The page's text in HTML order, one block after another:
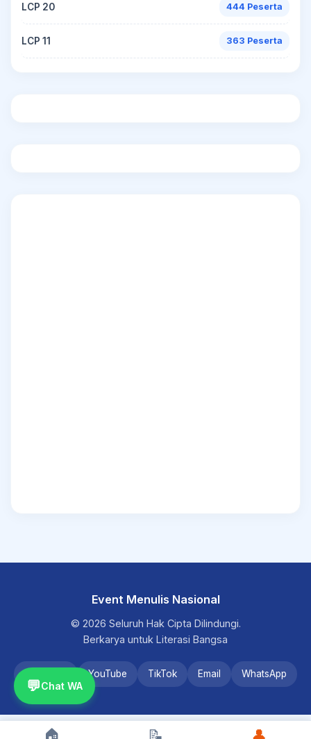
LCP 20 444 Peserta
LCP 11 363 Peserta
Event Menulis Nasional
© 2026 Seluruh Hak Cipta Dilindungi.
Berkarya untuk Literasi Bangsa
YouTube TikTok Email WhatsApp
💬Chat WA
🏠 📝 👤